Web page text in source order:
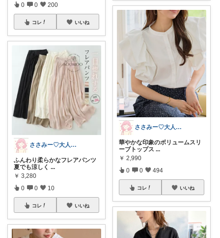
0 0 200
コレ いいね
ささみー♡大人可愛いファッション
ふんわり柔らかなフレアパンツ
夏でも涼しく ...
￥ 3,280
0 0 10
コレ いいね
ささみー♡大人可愛いファッション
華やかな印象のボリュームスリ
ーブトップス ...
￥ 2,990
0 0 494
コレ いいね